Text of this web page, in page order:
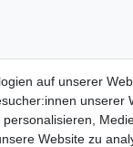
auf unserer
unserer
Website zu